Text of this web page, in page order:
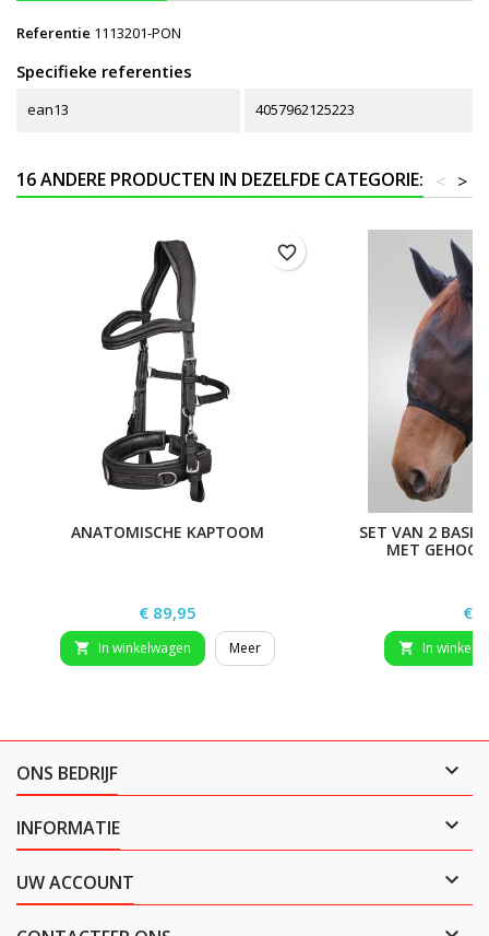
Referentie 1113201-PON
Specifieke referenties
ean13 4057962125223
16 ANDERE PRODUCTEN IN DEZELFDE CATEGORIE: >
<
ANATOMISCHE KAPTOOM
Prijs
€ 89,95
 In winkelwagen Meer
favorite_border
SET VAN 2 BASIC
MET
€
 In
ONS BEDRIJF 
INFORMATIE 
UW ACCOUNT 